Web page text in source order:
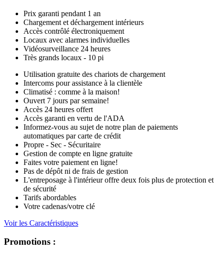
Prix garanti pendant 1 an
Chargement et déchargement intérieurs
Accès contrôlé électroniquement
Locaux avec alarmes individuelles
Vidéosurveillance 24 heures
Très grands locaux - 10 pi
Utilisation gratuite des chariots de chargement
Intercoms pour assistance à la clientèle
Climatisé : comme à la maison!
Ouvert 7 jours par semaine!
Accès 24 heures offert
Accès garanti en vertu de l'ADA
Informez-vous au sujet de notre plan de paiements
automatiques par carte de crédit
Propre - Sec - Sécuritaire
Gestion de compte en ligne gratuite
Faites votre paiement en ligne!
Pas de dépôt ni de frais de gestion
L'entreposage à l'intérieur offre deux fois plus de protection et
de sécurité
Tarifs abordables
Votre cadenas/votre clé
Voir les Caractéristiques
Promotions :